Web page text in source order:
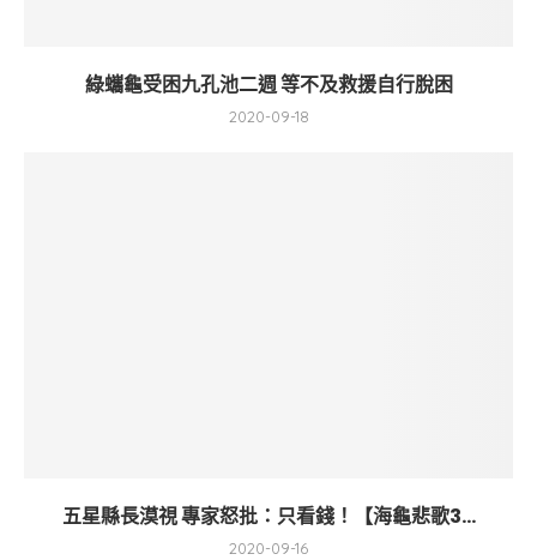
綠蠵龜受困九孔池二週 等不及救援自行脫困
2020-09-18
五星縣長漠視 專家怒批：只看錢！【海龜悲歌3...
2020-09-16